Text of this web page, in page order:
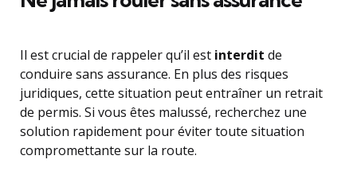
Il est crucial de rappeler qu’il est interdit de
conduire sans assurance. En plus des risques
juridiques, cette situation peut entraîner un retrait
de permis. Si vous êtes malussé, recherchez une
solution rapidement pour éviter toute situation
compromettante sur la route.